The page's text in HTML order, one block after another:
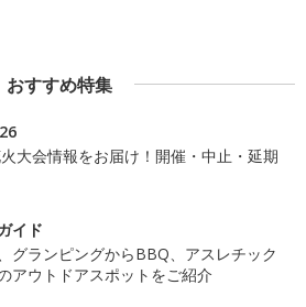
おすすめ特集
大会情報をお届け！開催・中止・延期
イド
グランピングからBBQ、アスレチック
アウトドアスポットをご紹介